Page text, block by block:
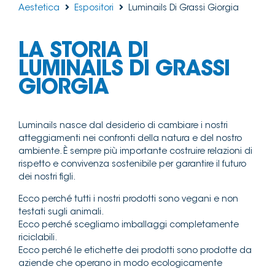
Aestetica Espositori Luminails Di Grassi Giorgia
LA STORIA DI
LUMINAILS DI GRASSI
GIORGIA
Luminails nasce dal desiderio di cambiare i nostri
atteggiamenti nei confronti della natura e del nostro
ambiente. È sempre più importante costruire relazioni di
rispetto e convivenza sostenibile per garantire il futuro
dei nostri figli.
Ecco perché tutti i nostri prodotti sono vegani e non
testati sugli animali.
Ecco perché scegliamo imballaggi completamente
riciclabili.
Ecco perché le etichette dei prodotti sono prodotte da
aziende che operano in modo ecologicamente